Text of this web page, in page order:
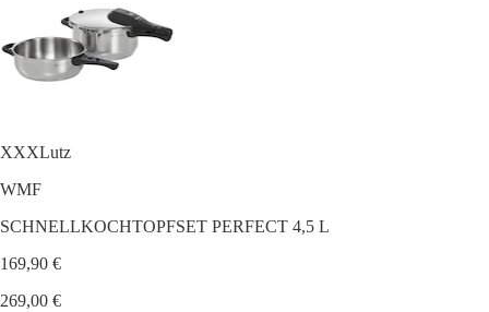
XXXLutz
WMF
SCHNELLKOCHTOPFSET PERFECT 4,5 L
169,90 €
269,00 €